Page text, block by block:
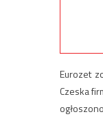
Eurozet
Czeska